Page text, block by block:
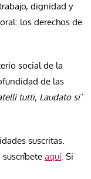
dignidad y
los derechos de
social de la
de las
tutti, Laudato si’
suscritas.
suscríbete aquí. Si